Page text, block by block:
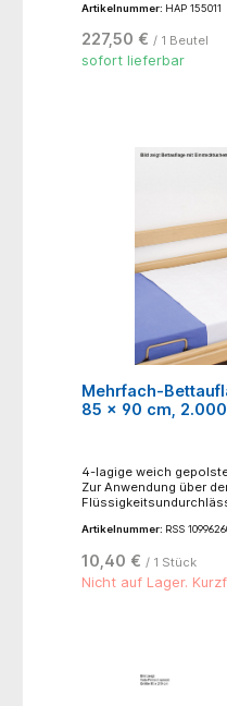
einfache Handhabung
Wäschetrockner
Artikelnummer: HAP 155011
227,50 € / 1 Beutel
sofort lieferbar
Mehrfach-
85 x 90 cm,
4-lagige weich
Zur Anwendung über
85 cm- ca. 200-250
bleichen- trocknen
60°C, schonender
Oberseite: 100%
Artikelnummer: RSS
10,40 € / 1 Stück
Nicht auf Lager.